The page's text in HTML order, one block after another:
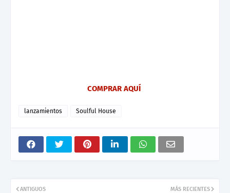
COMPRAR AQUÍ
lanzamientos Soulful House
MÁS RECIENTES
ANTIGUOS